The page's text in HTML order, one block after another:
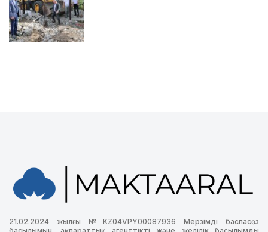
21.02.2024 жылғы №KZ04VPY00087936 Мерзімді баспасөз